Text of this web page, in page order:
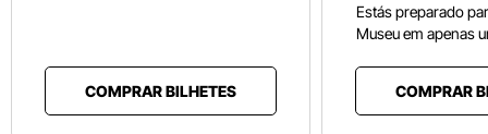
COMPRAR BILHETES
Estás preparado
Museu em apenas
COMPRAR